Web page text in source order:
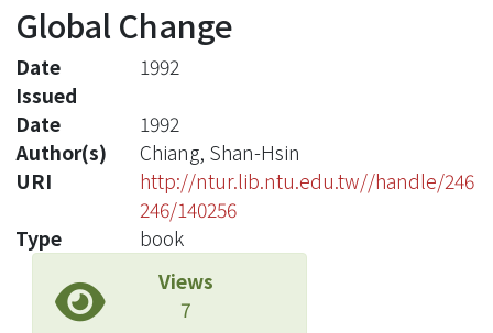
Statistics
Global Change
Date
Issued
1992
Date
1992
Author(s)
Chiang, Shan-Hsin
URI
http://ntur.lib.ntu.edu.tw//handle/246
246/140256
Type
book
Views
7